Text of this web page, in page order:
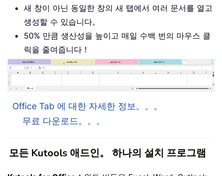
새 창이 아닌 동일한 창의 새 탭에서 여러 문서를 열고
생성할 수 있습니다。
50% 만큼 생산성을 높이고 매일 수백 번의 마우스 클
릭을 줄여줍니다！
Office Tab 에 대한 자세한 정보。。。
무료 다운로드。。。
모든 Kutools 애드인。 하나의 설치 프로그램